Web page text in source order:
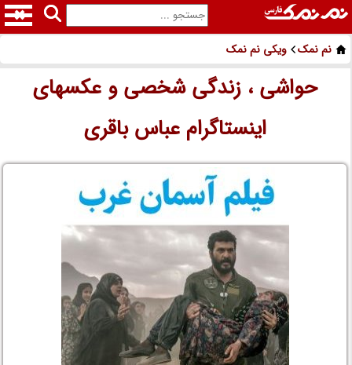
نم نمک ویکی نم نمک
حواشی ، زندگی شخصی و عکسهای
اینستاگرام عباس باقری